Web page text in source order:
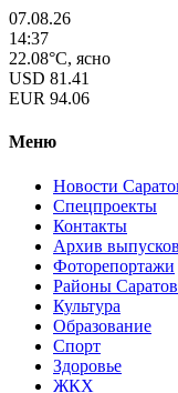
07.08.26
14:37
22.08°C, ясно
USD 81.41
EUR 94.06
Меню
Новости
Спецпроекты
Контакты
Архив выпусков
Фоторепортажи
Районы
Культура
Образование
Спорт
Здоровье
ЖКХ